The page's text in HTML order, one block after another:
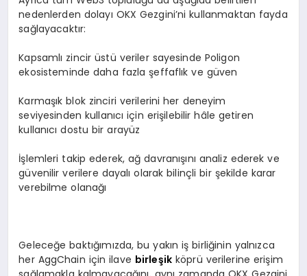
nedenlerden dolayı OKX Gezgini’ni kullanmaktan fayda
sağlayacaktır:
Kapsamlı zincir üstü veriler sayesinde Poligon
ekosisteminde daha fazla şeffaflık ve güven
Karmaşık blok zinciri verilerini her deneyim
seviyesinden kullanıcı için erişilebilir hâle getiren
kullanıcı dostu bir arayüz
İşlemleri takip ederek, ağ davranışını analiz ederek ve
güvenilir verilere dayalı olarak bilinçli bir şekilde karar
verebilme olanağı
Geleceğe baktığımızda, bu yakın iş birliğinin yalnızca
her AggChain için ilave birleşik köprü verilerine erişim